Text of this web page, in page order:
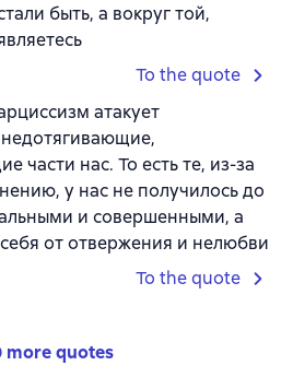
быть, а вокруг той,
To the quote
атакует
части нас. То есть те, из-за
у нас не получилось до
и совершенными, а
от отвержения и нелюбви
To the quote
more quotes